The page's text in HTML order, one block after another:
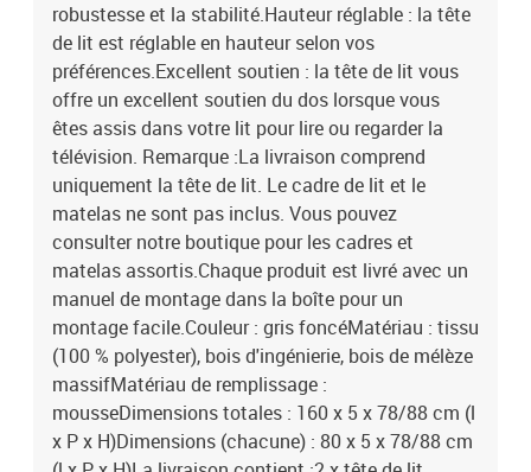
robustesse et la stabilité.Hauteur réglable : la tête
de lit est réglable en hauteur selon vos
préférences.Excellent soutien : la tête de lit vous
offre un excellent soutien du dos lorsque vous
êtes assis dans votre lit pour lire ou regarder la
télévision. Remarque :La livraison comprend
uniquement la tête de lit. Le cadre de lit et le
matelas ne sont pas inclus. Vous pouvez
consulter notre boutique pour les cadres et
matelas assortis.Chaque produit est livré avec un
manuel de montage dans la boîte pour un
montage facile.Couleur : gris foncéMatériau : tissu
(100 % polyester), bois d'ingénierie, bois de mélèze
massifMatériau de remplissage :
mousseDimensions totales : 160 x 5 x 78/88 cm (l
x P x H)Dimensions (chacune) : 80 x 5 x 78/88 cm